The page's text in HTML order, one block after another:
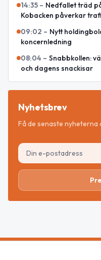
14:35 – Nedfallet träd
Kobacken påverkar
09:02 – Nytt
koncernledning
08:04 – Snabbkollen:
och dagens snackisar
Nyhetsbrev
Få de senaste nyheterna